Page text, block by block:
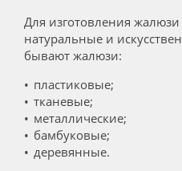
Для изготовления жалюзи
натуральные и
бывают жалюзи:
пластиковые;
тканевые;
металлические;
бамбуковые;
деревянные.